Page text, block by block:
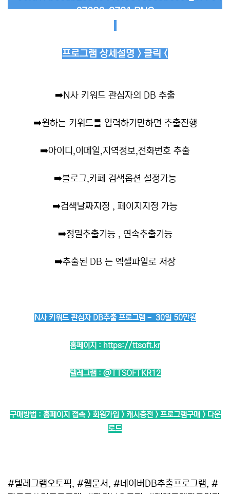
프로그램 상세설명 > 클릭 <
➡️N사 키워드 관심자의 DB 추출
➡️원하는 키워드를 입력하기만하면 추출진행
➡️아이디,이메일,지역정보,전화번호 추출
➡️블로그,카페 검색옵션 설정가능
➡️검색날짜지정 , 페이지지정 가능
➡️정밀추출기능 , 연속추출기능
➡️추출된 DB 는 엑셀파일로 저장
N사 키워드 관심자 DB추출 프로그램 - 30일 50만원
홈페이지 : https://ttsoft.kr
텔레그램 : @TTSOFTKR12
구매방법 : 홈페이지 접속 > 회원가입 > 캐시충전 > 프로그램구매 > 다운
로드
#텔레그램오토픽, #웹문서, #네이버DB추출프로그램, #